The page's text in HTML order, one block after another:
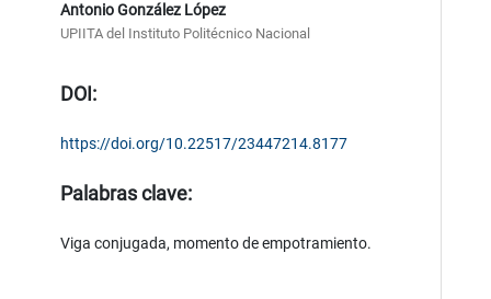
Antonio González López
UPIITA del Instituto Politécnico Nacional
DOI:
https://doi.org/10.22517/23447214.8177
Palabras clave:
Viga conjugada, momento de empotramiento.